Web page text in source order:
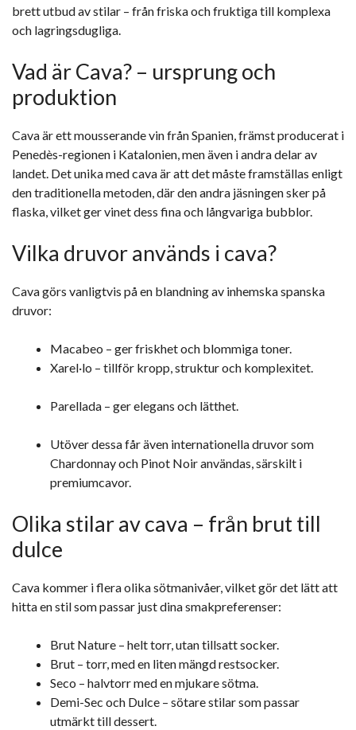
brett utbud av stilar – från friska och fruktiga till komplexa
och lagringsdugliga.
Vad är Cava? – ursprung och
produktion
Cava är ett mousserande vin från Spanien, främst producerat i
Penedès-regionen i Katalonien, men även i andra delar av
landet. Det unika med cava är att det måste framställas enligt
den traditionella metoden, där den andra jäsningen sker på
flaska, vilket ger vinet dess fina och långvariga bubblor.
Vilka druvor används i cava?
Cava görs vanligtvis på en blandning av inhemska spanska
druvor:
Macabeo – ger friskhet och blommiga toner.
Xarel·lo – tillför kropp, struktur och komplexitet.
Parellada – ger elegans och lätthet.
Utöver dessa får även internationella druvor som
Chardonnay och Pinot Noir användas, särskilt i
premiumcavor.
Olika stilar av cava – från brut till
dulce
Cava kommer i flera olika sötmanivåer, vilket gör det lätt att
hitta en stil som passar just dina smakpreferenser:
Brut Nature – helt torr, utan tillsatt socker.
Brut – torr, med en liten mängd restsocker.
Seco – halvtorr med en mjukare sötma.
Demi-Sec och Dulce – sötare stilar som passar
utmärkt till dessert.